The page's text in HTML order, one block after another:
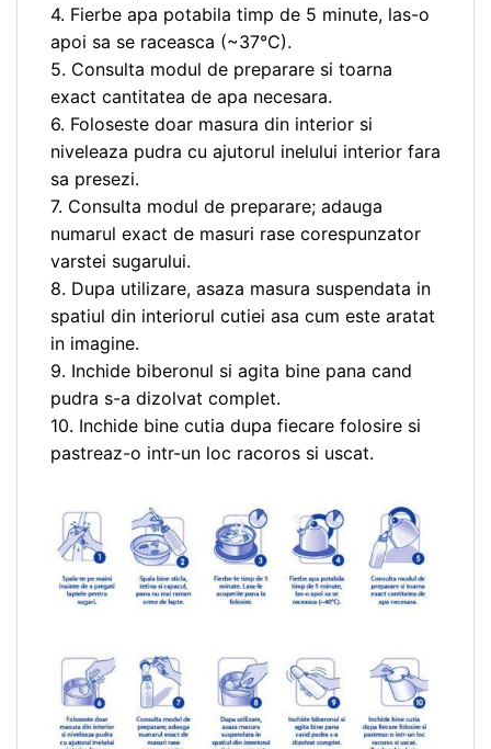
4. Fierbe apa potabila timp de 5 minute, las-o
apoi sa se raceasca (~37°C).
5. Consulta modul de preparare si toarna
exact cantitatea de apa necesara.
6. Foloseste doar masura din interior si
niveleaza pudra cu ajutorul inelului interior fara
sa presezi.
7. Consulta modul de preparare; adauga
numarul exact de masuri rase corespunzator
varstei sugarului.
8. Dupa utilizare, asaza masura suspendata in
spatiul din interiorul cutiei asa cum este aratat
in imagine.
9. Inchide biberonul si agita bine pana cand
pudra s-a dizolvat complet.
10. Inchide bine cutia dupa fiecare folosire si
pastreaz-o intr-un loc racoros si uscat.